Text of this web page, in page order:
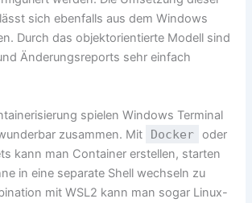
sich ebenfalls aus dem Windows
Durch das objektorientierte Modell sind
Änderungsreports sehr einfach
spielen Windows Terminal
zusammen. Mit
Docker oder
kann man Container erstellen, starten
in eine separate Shell wechseln zu
mit WSL2 kann man sogar Linux-